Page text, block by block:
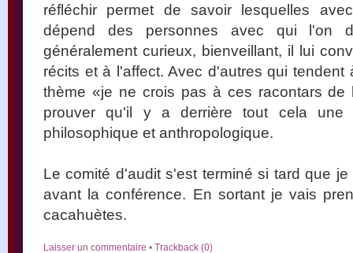
réfléchir permet de savoir lesquelles
dépend des personnes avec qui l'on
généralement curieux, bienveillant, il lui
récits et à l'affect. Avec d'autres qui
thème «je ne crois pas à ces racontars
prouver qu'il y a derrière tout cela une
philosophique et anthropologique.
Le comité d'audit s'est terminé si tard que
avant la conférence. En sortant je vais
cacahuètes.
Laisser un commentaire • Trackback (0)